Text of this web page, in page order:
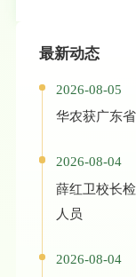
最新动态
2026-08-05
2026-08-04
薛红卫校长
人员
2026-08-04